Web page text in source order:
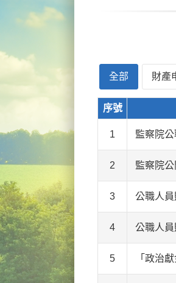
全部 財產
序號
1 監察院
2 監察院
3 公職人
4 公職人
5 「政治